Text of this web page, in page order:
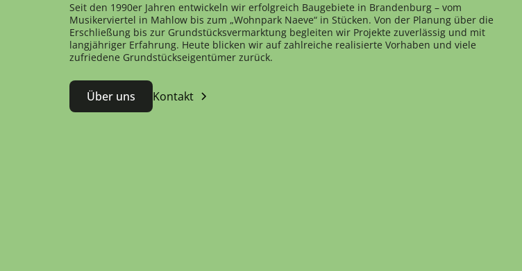
Seit den 1990er Jahren entwickeln wir erfolgreich Baugebiete in Brandenburg – vom
Musikerviertel in Mahlow bis zum „Wohnpark Naeve“ in Stücken. Von der Planung über die
Erschließung bis zur Grundstücksvermarktung begleiten wir Projekte zuverlässig und mit
langjähriger Erfahrung. Heute blicken wir auf zahlreiche realisierte Vorhaben und viele
zufriedene Grundstückseigentümer zurück.
Über uns Kontakt